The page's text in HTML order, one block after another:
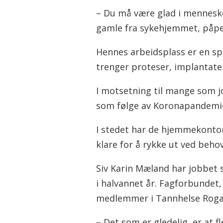
– Du må være glad i
gamle fra sykehjemmet,
Hennes arbeidsplass er en
trenger proteser,
I motsetning til mange som
som følge av
I stedet har de
klare for å rykke ut ved
Siv Karin Mæland har
i halvannet år.
medlemmer i Tannhelse